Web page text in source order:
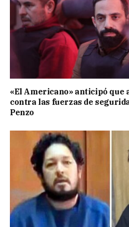
«El Americano» anticipó que
contra las fuerzas de
Penzo